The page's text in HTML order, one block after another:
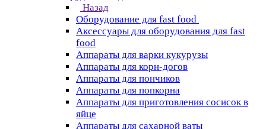
Назад
Оборудование для fast food
Аксессуары для оборудования для fast
food
Аппараты для варки кукурузы
Аппараты для корн-догов
Аппараты для пончиков
Аппараты для попкорна
Аппараты для приготовления сосисок в
яйце
Аппараты для сахарной ваты